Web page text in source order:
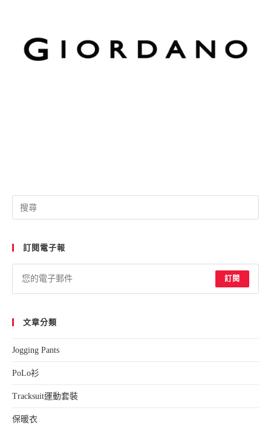
the
訂閱電子報
訂閱
文章分類
Jogging Pants
PoLo衫
Tracksuit運動套裝
保暖衣